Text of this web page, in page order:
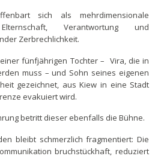
sich als mehrdimensionale
Verantwortung und
Zerbrechlichkeit.
fünfjährigen Tochter – Vira, die in
muss – und Sohn seines eigenen
gezeichnet, aus Kiew in eine Stadt
evakuiert wird.
betritt dieser ebenfalls die Bühne.
bleibt schmerzlich fragmentiert: Die
bruchstückhaft, reduziert